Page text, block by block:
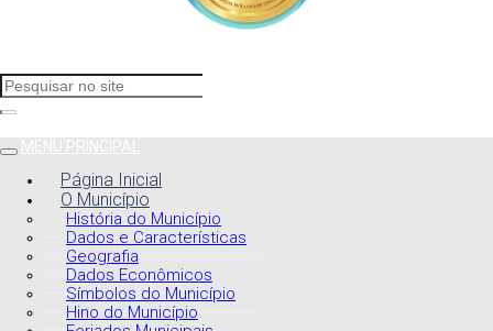
Página Inicial
O Município
História do Município
Dados e Características
Geografia
Dados Econômicos
Símbolos do Município
Hino do Município